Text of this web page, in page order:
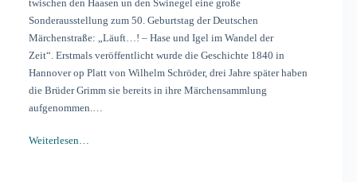
twischen den Haasen un den Swinegel eine große
Sonderausstellung zum 50. Geburtstag der Deutschen
Märchenstraße: „Läuft…! – Hase und Igel im Wandel der
Zeit“. Erstmals veröffentlicht wurde die Geschichte 1840 in
Hannover op Platt von Wilhelm Schröder, drei Jahre später haben
die Brüder Grimm sie bereits in ihre Märchensammlung
aufgenommen.…
Weiterlesen…